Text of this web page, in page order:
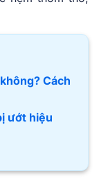
Cách
ướt hiệu